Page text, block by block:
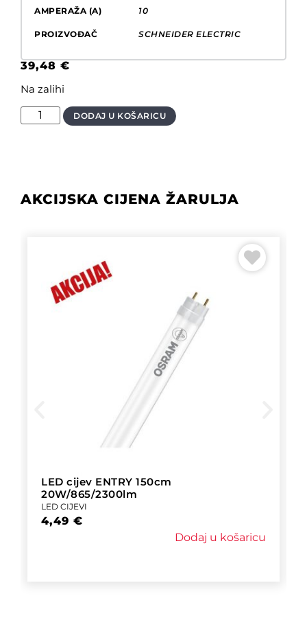
AMPERAŽA (A) 10
PROIZVOĐAČ SCHNEIDER ELECTRIC
39,48 €
Na zalihi
DODAJ U KOŠARICU
AKCIJSKA CIJENA ŽARULJA
LED cijev ENTRY 150cm
20W/865/2300lm
LED CIJEVI
4,49 €
Dodaj u košaricu